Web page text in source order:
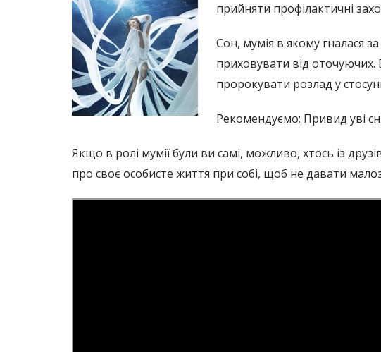
прийняти профілактичні
Сон, мумія в якому гналася
приховувати від
пророкувати розлад у
Рекомендуємо: Привид уві
Якщо в ролі мумії були ви самі, можливо, хтось із
про своє особисте життя при собі, щоб не давати